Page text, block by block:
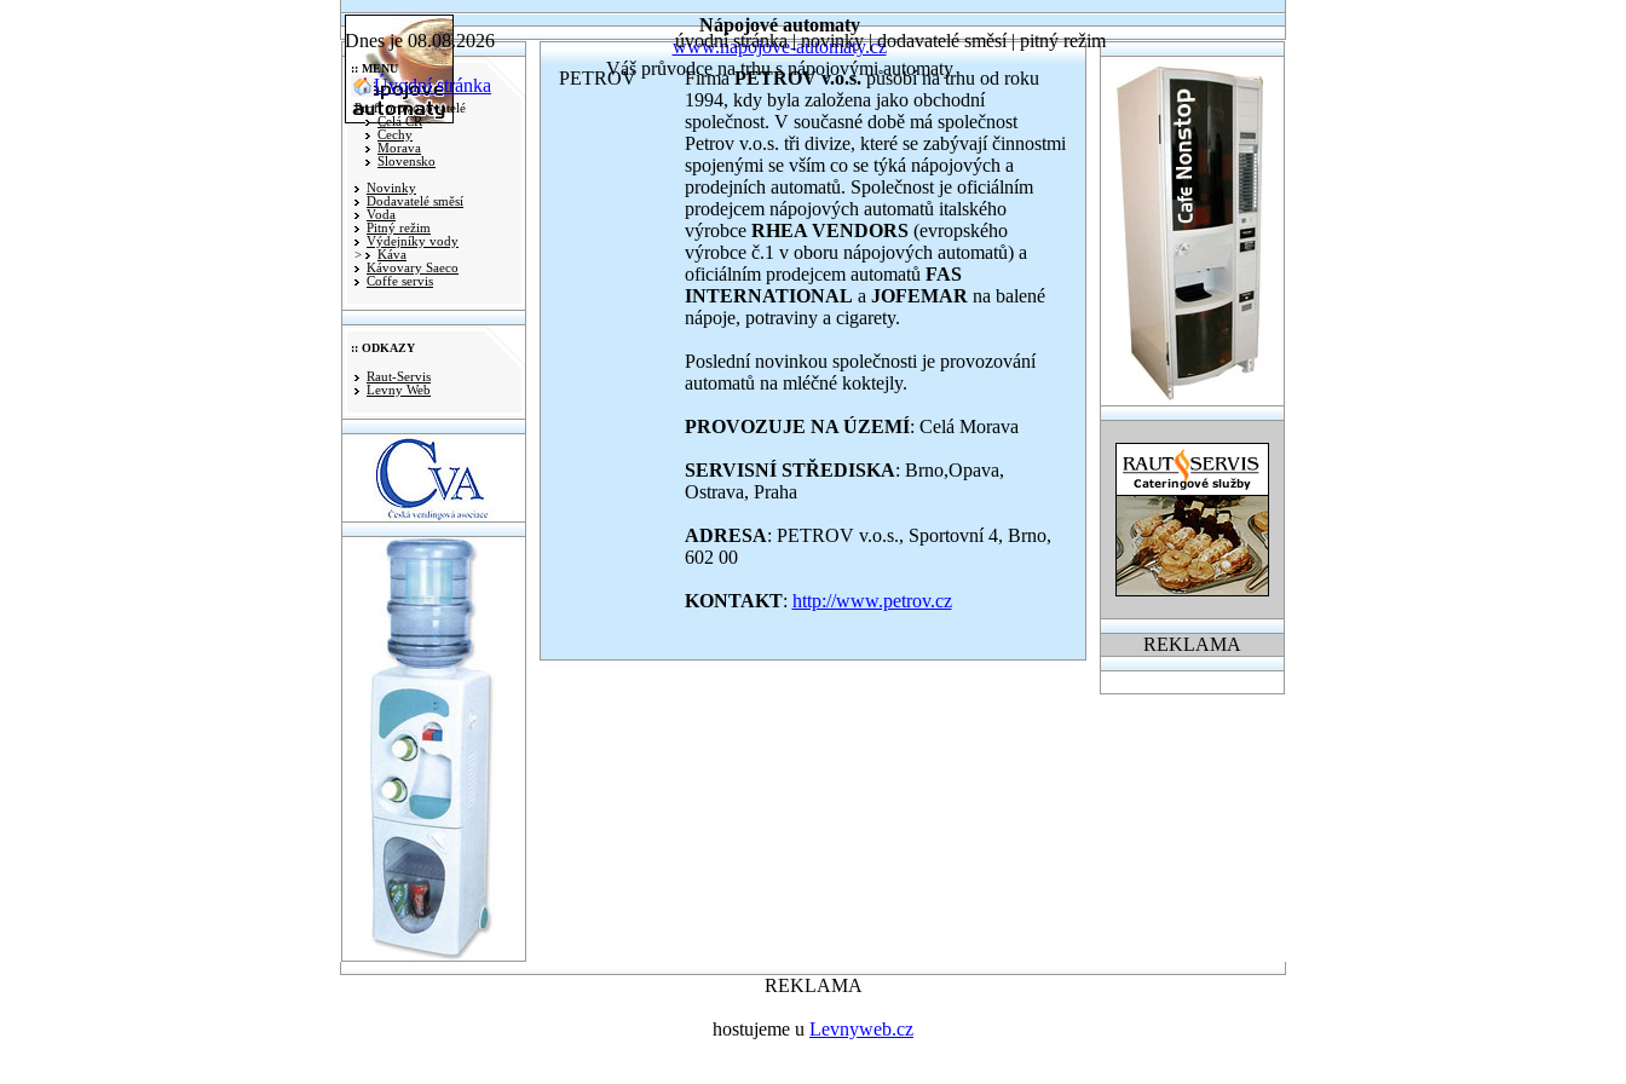
Nápojové automaty
www.napojove-automaty.cz
Váš průvodce na trhu s nápojovými automaty
REKLAMA
Dnes je 08.08.2026 úvodní stránka|novinky|dodavatelé směsí|pitný režim
:: MENU
Úvodní stránka
Profi provozovatelé
Celá ČR
Čechy
Morava
Slovensko
Novinky
Dodavatelé směsí
Voda
Pitný režim
Výdejníky vody
>
Káva
Kávovary Saeco
Coffe servis
:: ODKAZY
Raut-Servis
Levny Web
PETROV FirmaPETROV v.o.s.působí na trhu od roku
1994, kdy byla založena jako obchodní
společnost. V současné době má společnost
Petrov v.o.s. tři divize, které se zabývají činnostmi
spojenými se vším co se týká nápojových a
prodejních automatů. Společnost je oficiálním
prodejcem nápojových automatů italského
výrobce RHEA VENDORS(evropského
výrobce č.1 v oboru nápojových automatů) a
oficiálním prodejcem automatů FAS
INTERNATIONAL a JOFEMAR na balené
nápoje, potraviny a cigarety.
Poslední novinkou společnosti je provozování
automatů na mléčné koktejly.
PROVOZUJE NA ÚZEMÍ: Celá Morava
SERVISNÍ STŘEDISKA: Brno,Opava,
Ostrava, Praha
ADRESA: PETROV v.o.s., Sportovní 4, Brno,
602 00
KONTAKT: http://www.petrov.cz
REKLAMA
REKLAMA
hostujeme u Levnyweb.cz